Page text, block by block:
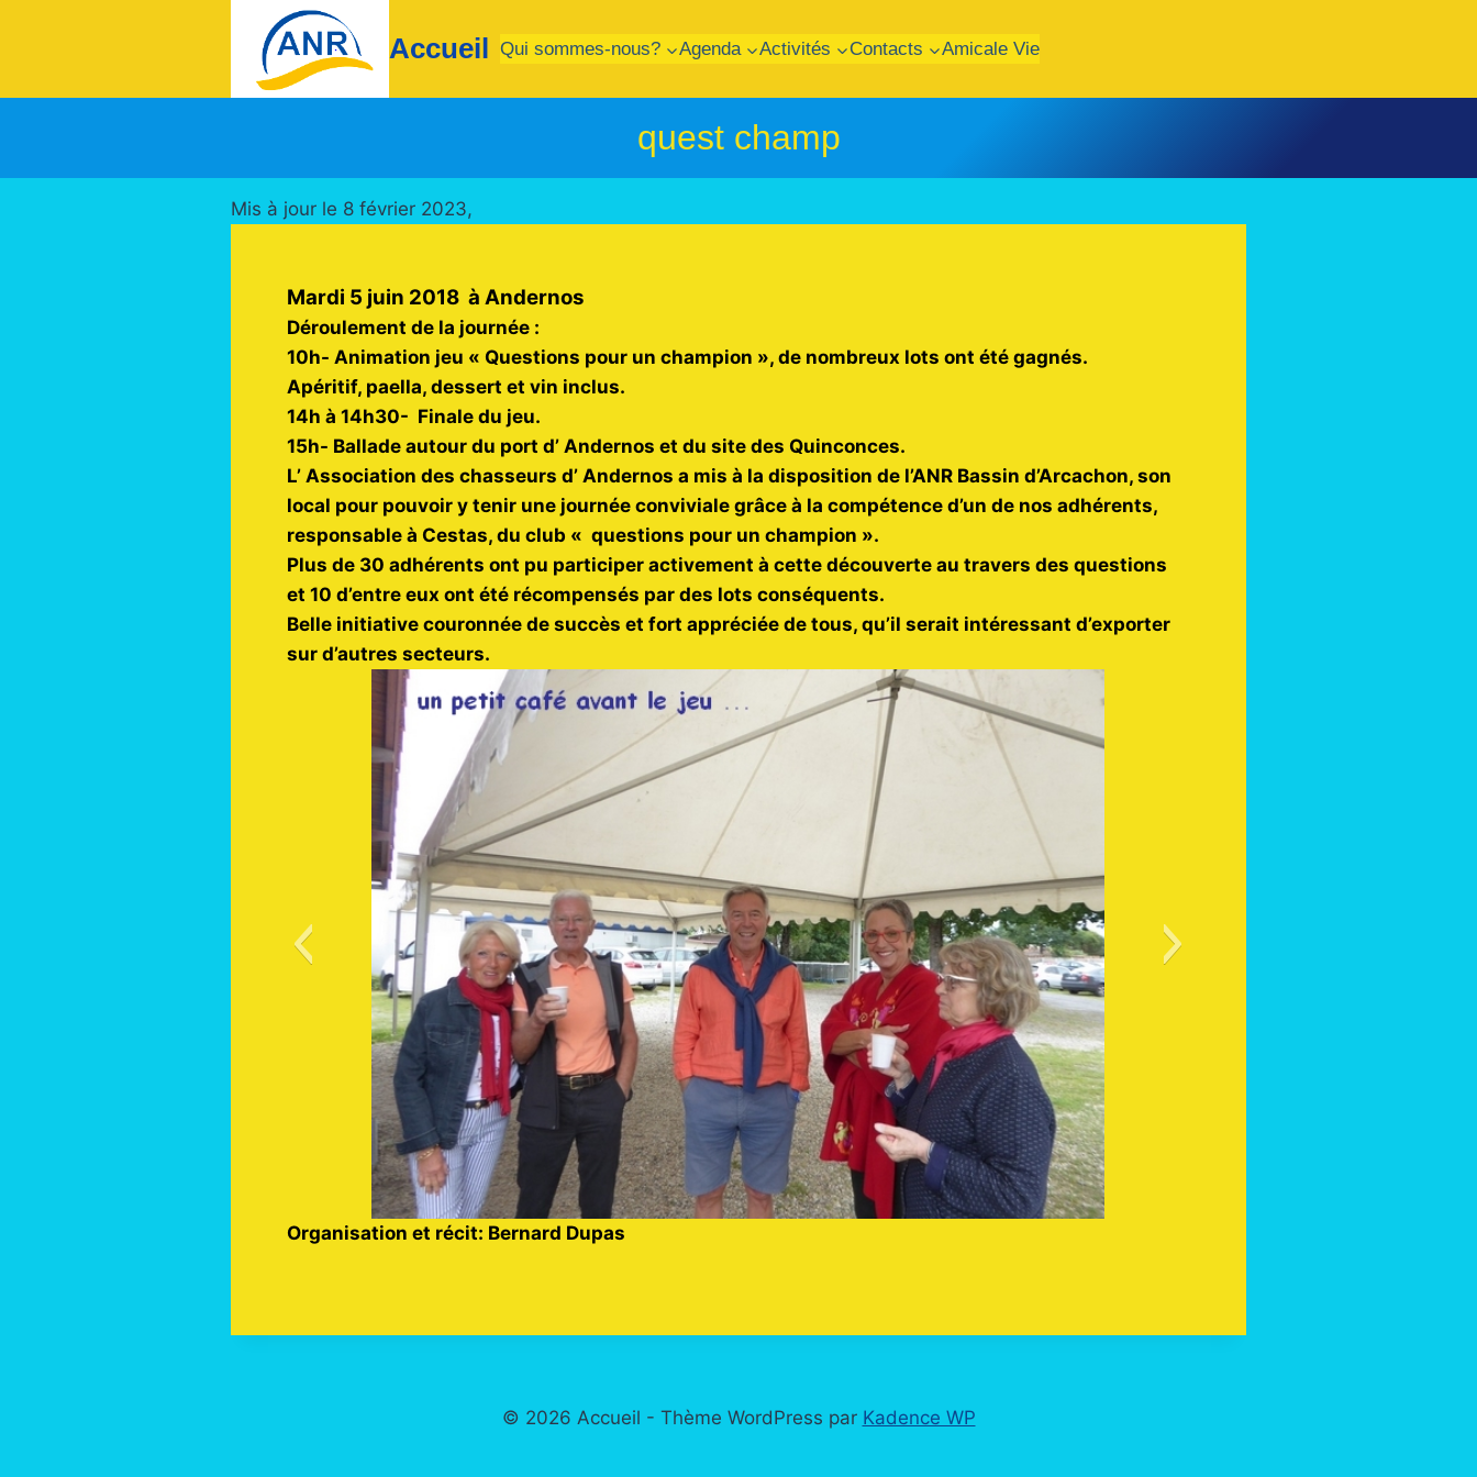
Accueil Qui sommes-nous? Agenda Activités Contacts Amicale Vie
quest champ
Mis à jour le 8 février 2023,
Mardi 5 juin 2018 à Andernos
Déroulement de la journée :
10h- Animation jeu « Questions pour un champion », de nombreux lots ont été gagnés.
Apéritif, paella, dessert et vin inclus.
14h à 14h30- Finale du jeu.
15h- Ballade autour du port d’ Andernos et du site des Quinconces.
L’ Association des chasseurs d’ Andernos a mis à la disposition de l’ANR Bassin d’Arcachon, son
local pour pouvoir y tenir une journée conviviale grâce à la compétence d’un de nos adhérents,
responsable à Cestas, du club « questions pour un champion ».
Plus de 30 adhérents ont pu participer activement à cette découverte au travers des questions
et 10 d’entre eux ont été récompensés par des lots conséquents.
Belle initiative couronnée de succès et fort appréciée de tous, qu’il serait intéressant d’exporter
sur d’autres secteurs.
Organisation et récit: Bernard Dupas
© 2026 Accueil - Thème WordPress par Kadence WP